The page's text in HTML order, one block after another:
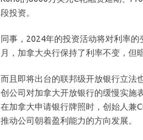
段投资。
同事，2024年的投资活动将对利率
月，加拿大央行保持了利率不变，但
而且即将出台的联邦级开放银行立法
创公司对加拿大开放银行的缓慢实施
在加拿大申请银行牌照时，创始人兼
推动公司朝着盈利能力的方向发展。